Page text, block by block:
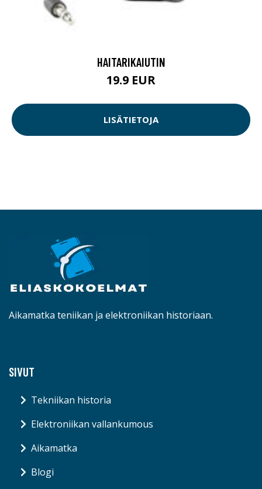
HAITARIKAIUTIN
19.9 EUR
LISÄTIETOJA
Aikamatka teniikan ja elektroniikan historiaan.
SIVUT
Tekniikan historia
Elektroniikan vallankumous
Aikamatka
Blogi